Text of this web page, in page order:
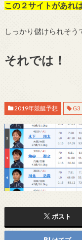
この２サイトがあれ
しっかり儲けられそう
それでは！
2019年競艇予想 G3
ポスト